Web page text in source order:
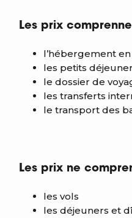
Les prix
l’hébergement
les petits
le dossier de
les transferts
le transport des
Les prix ne
les vols
les déjeuners et